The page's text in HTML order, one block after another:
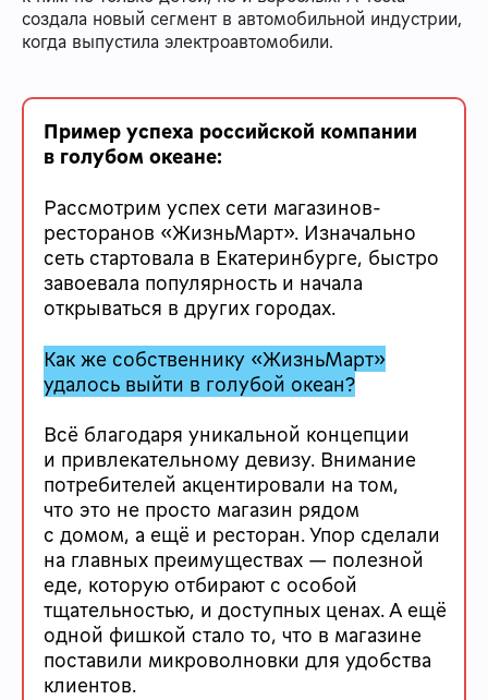
создала новый сегмент в автомобильной индустрии,
когда выпустила электроавтомобили.
Пример успеха российской компании
в голубом океане:
Рассмотрим успех сети магазинов-
ресторанов «ЖизньМарт». Изначально
сеть стартовала в Екатеринбурге, быстро
завоевала популярность и начала
открываться в других городах.
Как же собственнику «ЖизньМарт»
удалось выйти в голубой океан?
Всё благодаря уникальной концепции
и привлекательному девизу. Внимание
потребителей акцентировали на том,
что это не просто магазин рядом
с домом, а ещё и ресторан. Упор сделали
на главных преимуществах — полезной
еде, которую отбирают с особой
тщательностью, и доступных ценах. А ещё
одной фишкой стало то, что в магазине
поставили микроволновки для удобства
клиентов.